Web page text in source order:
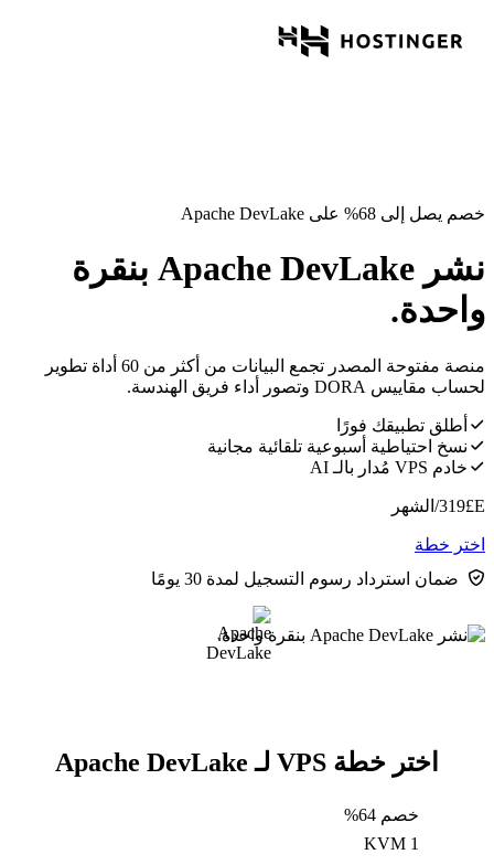
خصم يصل إلى 68% على Apache DevLake
نشر Apache DevLake بنقرة
واحدة.
منصة مفتوحة المصدر تجمع البيانات من أكثر من 60 أداة تطوير
لحساب مقاييس DORA وتصور أداء فريق الهندسة.
أطلق تطبيقك فورًا
نسخ احتياطية أسبوعية تلقائية مجانية
خادم VPS مُدار بالـ AI
E£
319/الشهر
اختر خطة
ضمان استرداد رسوم التسجيل لمدة 30 يومًا
اختر خطة VPS لـ Apache DevLake
خصم 64%
KVM 1